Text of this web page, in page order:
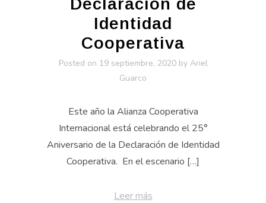
Declaración de
Identidad
Cooperativa
Posted on 19 septiembre, 2020by Ariel
Guarco
Este año la Alianza Cooperativa
Internacional está celebrando el 25°
Aniversario de la Declaración de Identidad
Cooperativa. En el escenario […]
Leer más